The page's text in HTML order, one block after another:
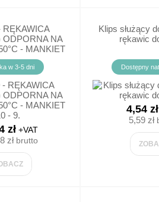
KOSZULE, T-SHIRTY
SPODNIE
JEDNORAZOWA
DAMSKIE
OGRODNICZKI
KRÓTKIE
OCHRONNA, SKARPETY
RĘKAWICA
ODPORNA NA
- MANKIET
- 9.
w 3-5 dni
zł +VAT
złbrutto
Klips służący
rękawic
Dostępny
4,54 zł
5,59 zł